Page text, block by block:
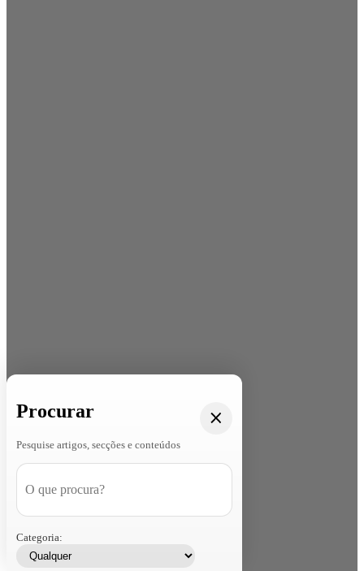
Procurar
Pesquise artigos, secções e conteúdos
Categoria: